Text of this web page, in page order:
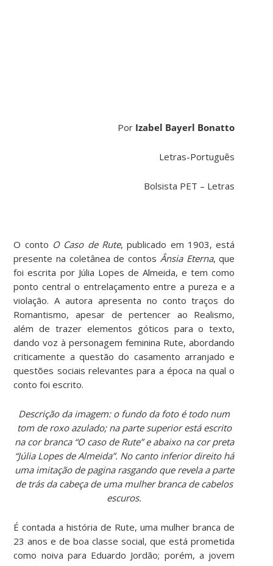
Por Izabel Bayerl Bonatto
Letras-Português
Bolsista PET – Letras
O conto O Caso de Rute, publicado em 1903, está
presente na coletânea de contos Ânsia Eterna, que
foi escrita por Júlia Lopes de Almeida, e tem como
ponto central o entrelaçamento entre a pureza e a
violação. A autora apresenta no conto traços do
Romantismo, apesar de pertencer ao Realismo,
além de trazer elementos góticos para o texto,
dando voz à personagem feminina Rute, abordando
criticamente a questão do casamento arranjado e
questões sociais relevantes para a época na qual o
conto foi escrito.
Descrição da imagem: o fundo da foto é todo num
tom de roxo azulado; na parte superior está escrito
na cor branca “O caso de Rute” e abaixo na cor preta
“Júlia Lopes de Almeida”. No canto inferior direito há
uma imitação de pagina rasgando que revela a parte
de trás da cabeça de uma mulher branca de cabelos
escuros.
É contada a história de Rute, uma mulher branca de
23 anos e de boa classe social, que está prometida
como noiva para Eduardo Jordão; porém, a jovem